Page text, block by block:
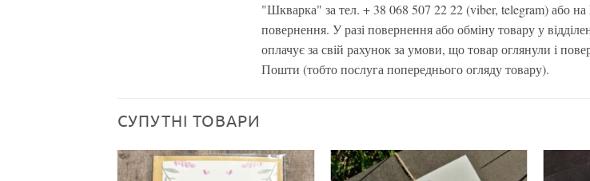
"Шкварка" за тел. + 38 068 507 22 22 (viber, telegram) або
повернення. У разі повернення або обміну товару у
оплачує за свій рахунок за умови, що товар оглянули і
Пошти (тобто послуга попереднього огляду товару).
СУПУТНІ ТОВАРИ